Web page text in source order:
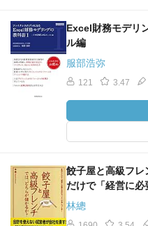
Excel財務モデリ
ル編
服部浩弥
121 3.47
餃子屋と高級フ
だけで「経営に
林總